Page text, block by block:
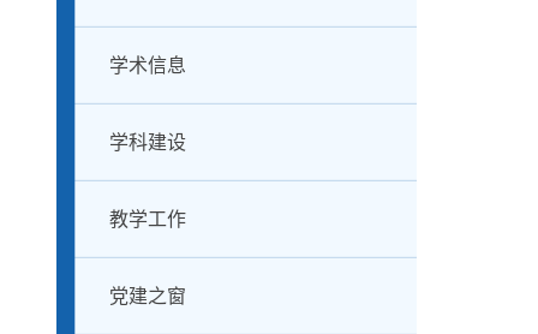
学术信息
学科建设
教学工作
党建之窗